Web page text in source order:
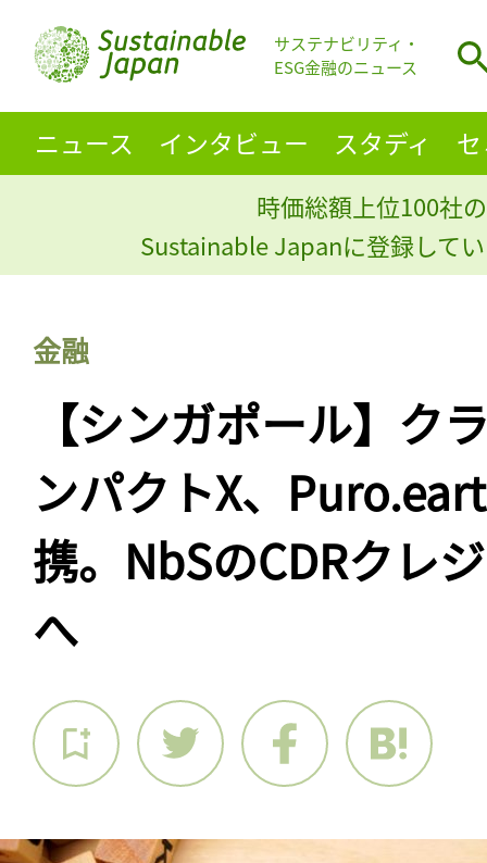
サステナビリティ・
ESG金融のニュース
ニュース インタビュー スタディ
時価総額上位100社
Sustainable Japanに登録して
金融
【シンガポール】ク
ンパクトX、
携。NbSのCDRクレ
へ